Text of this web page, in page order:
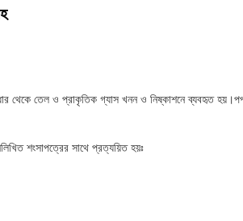
থেকে তেল ও প্রাকৃতিক গ্যাস খনন ও নিষ্কাশনে ব্যবহৃত
শংসাপত্রের সাথে প্রত্যয়িত হয়ঃ